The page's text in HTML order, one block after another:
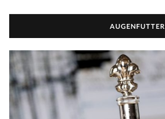
AUGENFUTTER